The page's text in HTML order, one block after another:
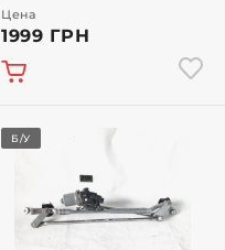
Цена
1999 ГРН
Б/У